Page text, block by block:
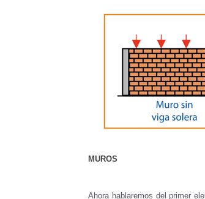
MUROS
Ahora hablaremos del primer